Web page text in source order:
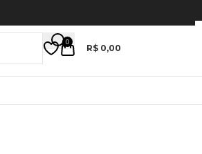
0
R$0,00